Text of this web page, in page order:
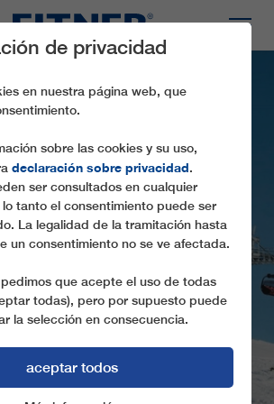
VALENA
de privacidad
en nuestra página web, que
sobre las cookies y su uso,
declaración sobre privacidad.
ser consultados en cualquier
tanto el consentimiento puede ser
La legalidad de la tramitación hasta
un consentimiento no se ve afectada.
pedimos que acepte el uso de todas
todas), pero por supuesto puede
la selección en consecuencia.
aceptar todos